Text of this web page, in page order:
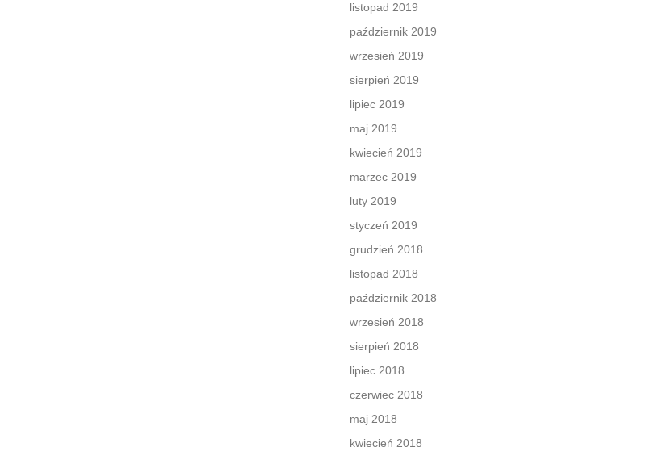
listopad 2019
październik 2019
wrzesień 2019
sierpień 2019
lipiec 2019
maj 2019
kwiecień 2019
marzec 2019
luty 2019
styczeń 2019
grudzień 2018
listopad 2018
październik 2018
wrzesień 2018
sierpień 2018
lipiec 2018
czerwiec 2018
maj 2018
kwiecień 2018